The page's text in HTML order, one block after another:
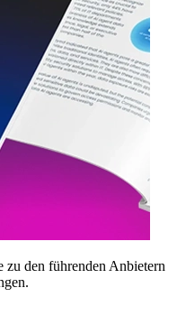
den führenden Anbietern